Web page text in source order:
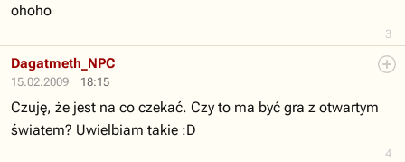
3
ohoho
15.02.2009 18:15
4
Dagatmeth_NPC
Czuję, że jest na co czekać. Czy to ma być gra z otwartym
światem? Uwielbiam takie :D